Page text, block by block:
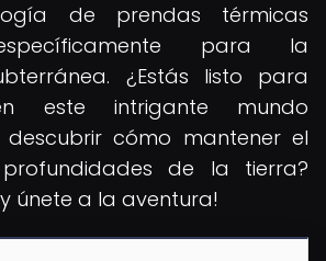
de prendas térmicas
para la
¿Estás listo para
este intrigante mundo
cómo mantener el
de la tierra?
únete a la aventura!